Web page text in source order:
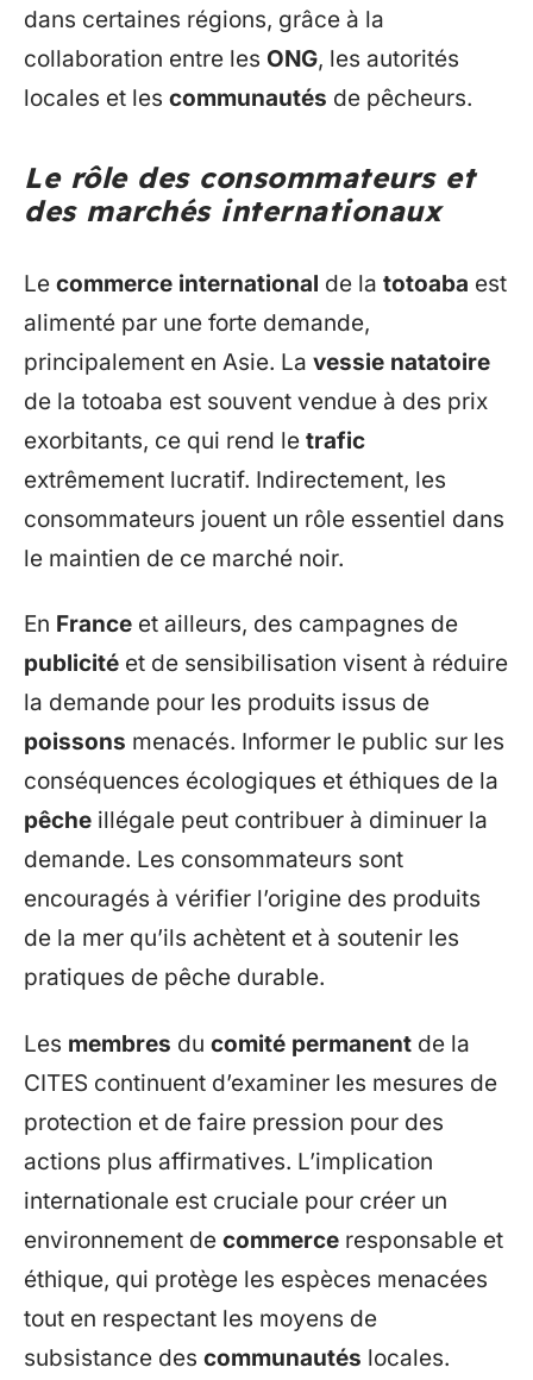
dans certaines régions, grâce à la
collaboration entre les ONG, les autorités
locales et les communautés de pêcheurs.
Le rôle des consommateurs et
des marchés internationaux
Le commerce international de la totoaba est
alimenté par une forte demande,
principalement en Asie. La vessie natatoire
de la totoaba est souvent vendue à des prix
exorbitants, ce qui rend le trafic
extrêmement lucratif. Indirectement, les
consommateurs jouent un rôle essentiel dans
le maintien de ce marché noir.
En France et ailleurs, des campagnes de
publicité et de sensibilisation visent à réduire
la demande pour les produits issus de
poissons menacés. Informer le public sur les
conséquences écologiques et éthiques de la
pêche illégale peut contribuer à diminuer la
demande. Les consommateurs sont
encouragés à vérifier l’origine des produits
de la mer qu’ils achètent et à soutenir les
pratiques de pêche durable.
Les membres du comité permanent de la
CITES continuent d’examiner les mesures de
protection et de faire pression pour des
actions plus affirmatives. L’implication
internationale est cruciale pour créer un
environnement de commerce responsable et
éthique, qui protège les espèces menacées
tout en respectant les moyens de
subsistance des communautés locales.